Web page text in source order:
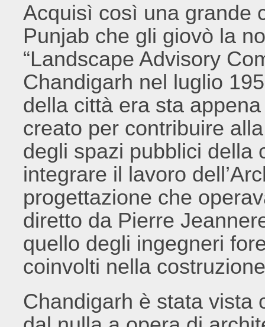
Acquisì così una grande
Punjab che gli giovò la
“Landscape Advisory
Chandigarh nel luglio
della città era sta
creato per contribuire
degli spazi pubblici della
integrare il lavoro
progettazione che
diretto da Pierre
quello degli ingegneri
coinvolti nella
Chandigarh è stata vista